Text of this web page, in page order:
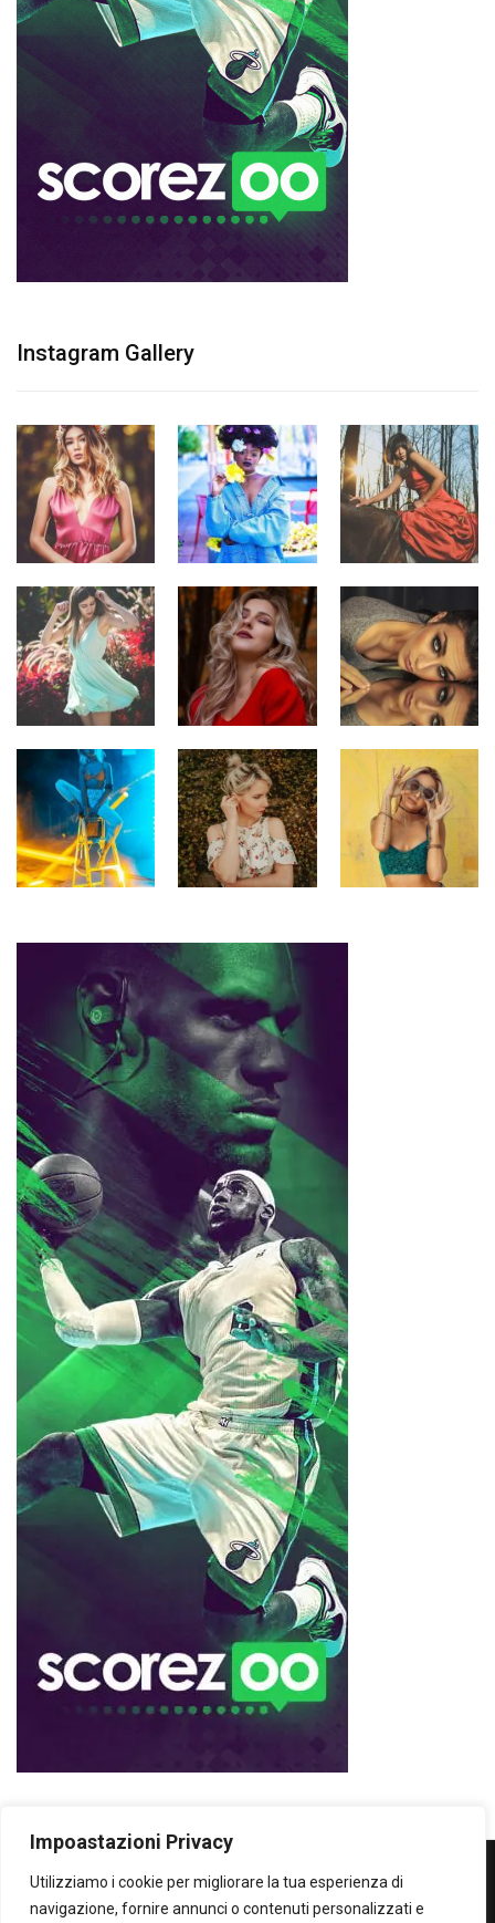
Impoastazioni Privacy
Utilizziamo i cookie per migliorare la tua esperienza di
navigazione, fornire annunci o contenuti personalizzati e
Instagram Gallery
WOWOWOW